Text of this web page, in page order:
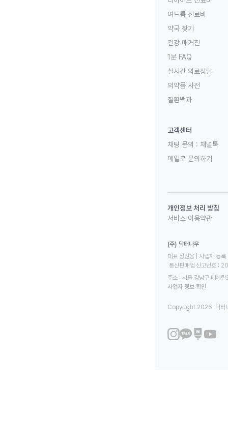
여드름 진료비
약국 찾기
건강 매거진
1분 FAQ
실시간 의료상담
의약품 사전
질환백과
고객센터
채팅 문의 : 채널톡
메일로 문의하기
개인정보 처리 방침
서비스 이용약관
(주) 닥터나우
대표 정진웅 | 사업자
통신판매업 신고번호
주소 : 서울 강남구 테헤
사업자 정보 확인
Copyright 2026. 닥터